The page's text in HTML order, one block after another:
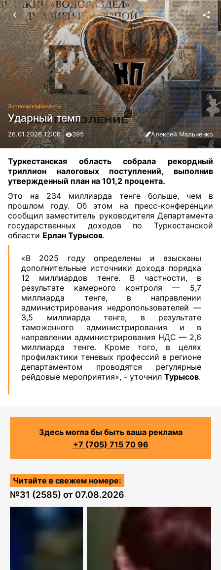
ЭкономикаФинансы
Ударный темп
26.01.2026 12:00 395 Алексей Мальченко
Туркестанская область собрала рекордный
триллион налоговых поступлений, выполнив
утвержденный план на 101,2 процента.
Это на 234 миллиарда тенге больше, чем в
прошлом году. Об этом на пресс-конференции
сообщил заместитель руководителя Департамента
государственных доходов по Туркестанской
области Ерлан Турысов.
«В 2025 году определены и взысканы
дополнительные источники дохода порядка
12 миллиардов тенге. В частности, в
результате камерного контроля — 5,7
миллиарда тенге, в направлении
администрирования недропользователей —
3,5 миллиарда тенге, в результате
таможенного администрирования и в
направлении администрирования НДС — 2,6
миллиарда тенге. Кроме того, в целях
профилактики теневых профессий в регионе
департаментом проводятся регулярные
рейдовые мероприятия», - уточнил Турысов.
Здесь могла бы быть ваша реклама
+7 (705) 715 70 96
Читайте в свежем номере:
№31 (2585) от 07.08.2026